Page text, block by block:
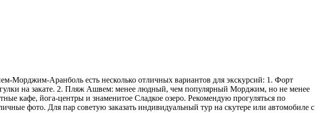
Морджим-Аранболь есть несколько отличных вариантов для экскурсий: 1. Форт
на закате. 2. Пляж Ашвем: менее людный, чем популярный Морджим, но не менее
кафе, йога-центры и знаменитое Сладкое озеро. Рекомендую прогуляться по
фото. Для пар советую заказать индивидуальный тур на скутере или автомобиле с